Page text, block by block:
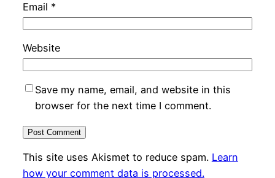
Email *
Website
Save my name, email, and website in this
browser for the next time I comment.
This site uses Akismet to reduce spam. Learn
how your comment data is processed.